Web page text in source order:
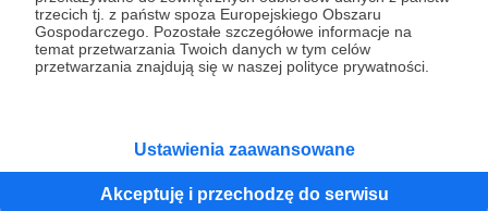
trzecich tj. z państw spoza Europejskiego Obszaru
Gospodarczego. Pozostałe szczegółowe informacje na
temat przetwarzania Twoich danych w tym celów
przetwarzania znajdują się w naszej polityce prywatności.
Ustawienia zaawansowane
Akceptuję i przechodzę do serwisu
300 zł miesięcznie
Patroni: 0